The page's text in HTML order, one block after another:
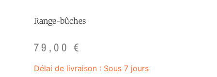
Range-bûches
79,00€
Délai de livraison : Sous 7 jours